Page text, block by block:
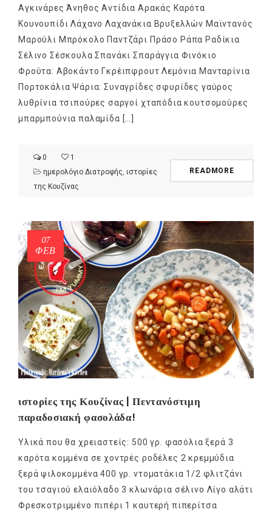
Αγκινάρες Άνηθος Αντίδια Αρακάς Καρότα
Κουνουπίδι Λάχανο Λαχανάκια Βρυξελλών Μαϊντανός
Μαρούλι Μπρόκολο Παντζάρι Πράσο Ράπα Ραδίκια
Σέλινο Σέσκουλα Σπανάκι Σπαράγγια Φινόκιο
Φρούτα: Αβοκάντο Γκρέιπφρουτ Λεμόνια Μανταρίνια
Πορτοκάλια Ψάρια: Συναγρίδες σφυρίδες γαύρος
λυθρίνια τσιπούρες σαργοί χταπόδια κουτσομούρες
μπαρμπούνια παλαμίδα […]
0
1
ημερολόγιο Διατροφής, ιστορίες
της Κουζίνας
READMORE
07
ΦΕΒ
ιστορίες της Κουζίνας | Πεντανόστιμη
παραδοσιακή φασολάδα!
Υλικά που θα χρειαστείς: 500 γρ. φασόλια ξερά 3
καρότα κομμένα σε χοντρές ροδέλες 2 κρεμμύδια
ξερά ψιλοκομμένα 400 γρ. ντοματάκια 1/2 φλιτζάνι
του τσαγιού ελαιόλαδο 3 κλωνάρια σέλινο Λίγο αλάτι
Φρεσκοτριμμένο πιπέρι 1 καυτερή πιπερίτσα
NEWSLETTER
Get ti
mel
y updates
fro
m
your favorite
products